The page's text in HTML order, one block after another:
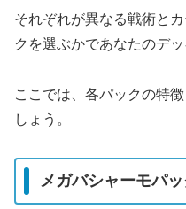
それぞれが異なる戦術と
クを選ぶかであなたのデ
ここでは、各パックの特
しょう。
メガバシャーモパ